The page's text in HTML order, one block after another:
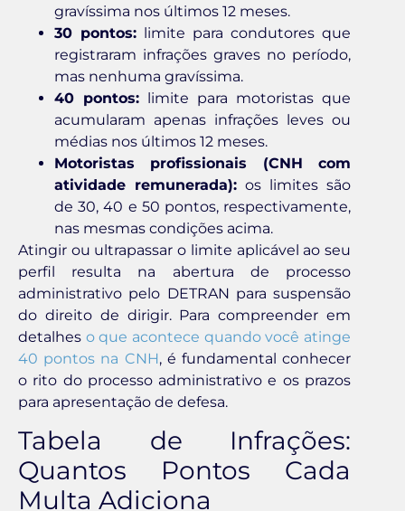
gravíssima nos últimos 12 meses.
30 pontos: limite para condutores que
registraram infrações graves no período,
mas nenhuma gravíssima.
40 pontos: limite para motoristas que
acumularam apenas infrações leves ou
médias nos últimos 12 meses.
Motoristas profissionais (CNH com
atividade remunerada): os limites são
de 30, 40 e 50 pontos, respectivamente,
nas mesmas condições acima.
Atingir ou ultrapassar o limite aplicável ao seu
perfil resulta na abertura de processo
administrativo pelo DETRAN para suspensão
do direito de dirigir. Para compreender em
detalhes o que acontece quando você atinge
40 pontos na CNH, é fundamental conhecer
o rito do processo administrativo e os prazos
para apresentação de defesa.
Tabela de Infrações:
Quantos Pontos Cada
Multa Adiciona